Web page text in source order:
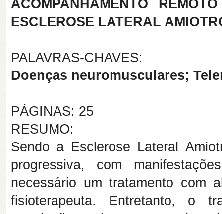
ACOMPANHAMENTO
ESCLEROSE LATERAL
PALAVRAS-CHAVES:
Doenças neuromusculares;
PÁGINAS: 25
RESUMO:
Sendo a Esclerose Lateral
progressiva, com
necessário um tratamento com
fisioterapeuta. Entretanto, o